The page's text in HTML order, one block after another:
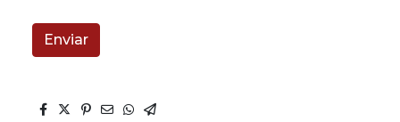
Enviar